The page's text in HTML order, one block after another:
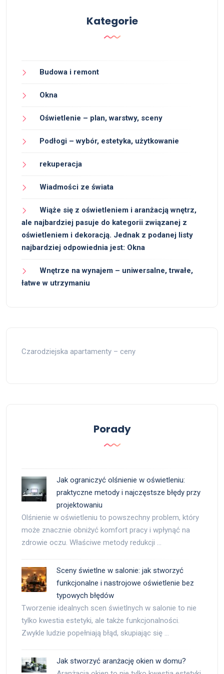
Kategorie
Budowa i remont
Okna
Oświetlenie – plan, warstwy, sceny
Podłogi – wybór, estetyka, użytkowanie
rekuperacja
Wiadmości ze świata
Wiąże się z oświetleniem i aranżacją wnętrz,
ale najbardziej pasuje do kategorii związanej z
oświetleniem i dekoracją. Jednak z podanej listy
najbardziej odpowiednia jest: Okna
Wnętrze na wynajem – uniwersalne, trwałe,
łatwe w utrzymaniu
Czarodziejska apartamenty – ceny
Porady
Jak ograniczyć olśnienie w oświetleniu:
praktyczne metody i najczęstsze błędy przy
projektowaniu
Olśnienie w oświetleniu to powszechny problem, który
może znacznie obniżyć komfort pracy i wpłynąć na
zdrowie oczu. Właściwe metody redukcji …
Sceny świetlne w salonie: jak stworzyć
funkcjonalne i nastrojowe oświetlenie bez
typowych błędów
Tworzenie idealnych scen świetlnych w salonie to nie
tylko kwestia estetyki, ale także funkcjonalności.
Zwykle ludzie popełniają błąd, skupiając się …
Jak stworzyć aranżację okien w domu?